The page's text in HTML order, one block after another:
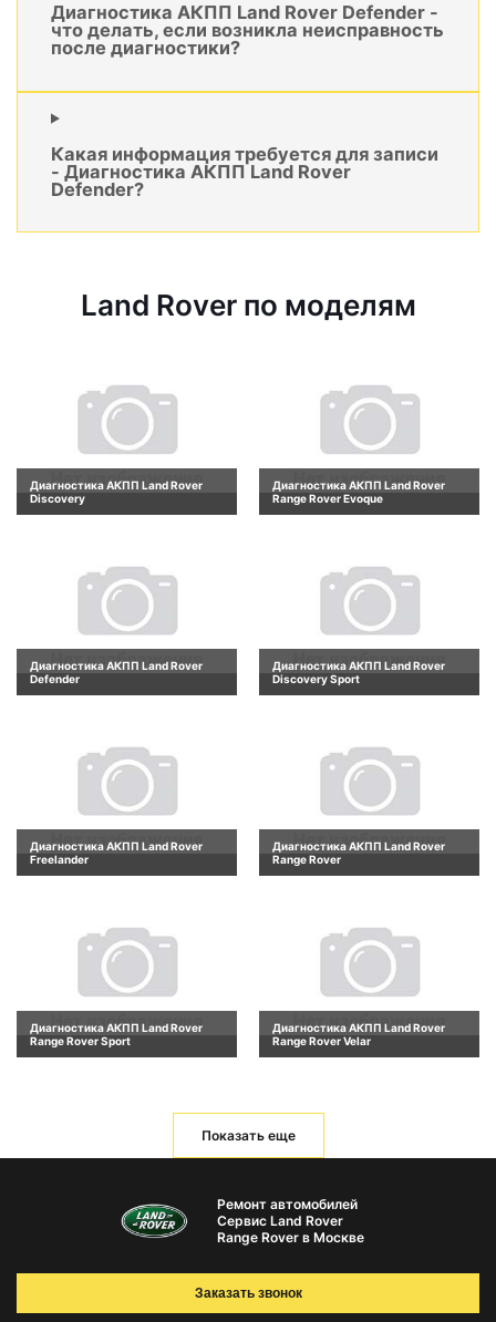
Диагностика АКПП Land Rover Defender -
что делать, если возникла неисправность
после диагностики?
Какая информация требуется для записи
- Диагностика АКПП Land Rover
Defender?
Land Rover по моделям
Диагностика АКПП Land Rover
Discovery
Диагностика АКПП Land Rover
Range Rover Evoque
Диагностика АКПП Land Rover
Defender
Диагностика АКПП Land Rover
Discovery Sport
Диагностика АКПП Land Rover
Freelander
Диагностика АКПП Land Rover
Range Rover
Диагностика АКПП Land Rover
Range Rover Sport
Диагностика АКПП Land Rover
Range Rover Velar
Показать еще
Ремонт автомобилей
Сервис Land Rover
Range Rover в Москве
Заказать звонок